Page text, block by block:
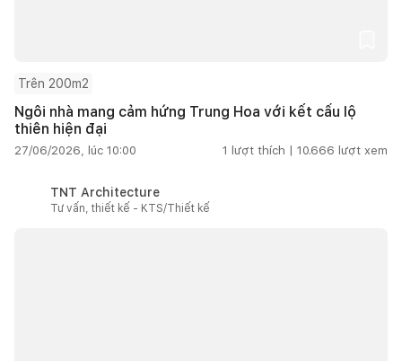
Trên 200m2
Ngôi nhà mang cảm hứng Trung Hoa với kết cấu lộ
thiên hiện đại
27/06/2026, lúc 10:00 1 lượt thích | 10.666 lượt xem
TNT Architecture
Tư vấn, thiết kế - KTS/Thiết kế